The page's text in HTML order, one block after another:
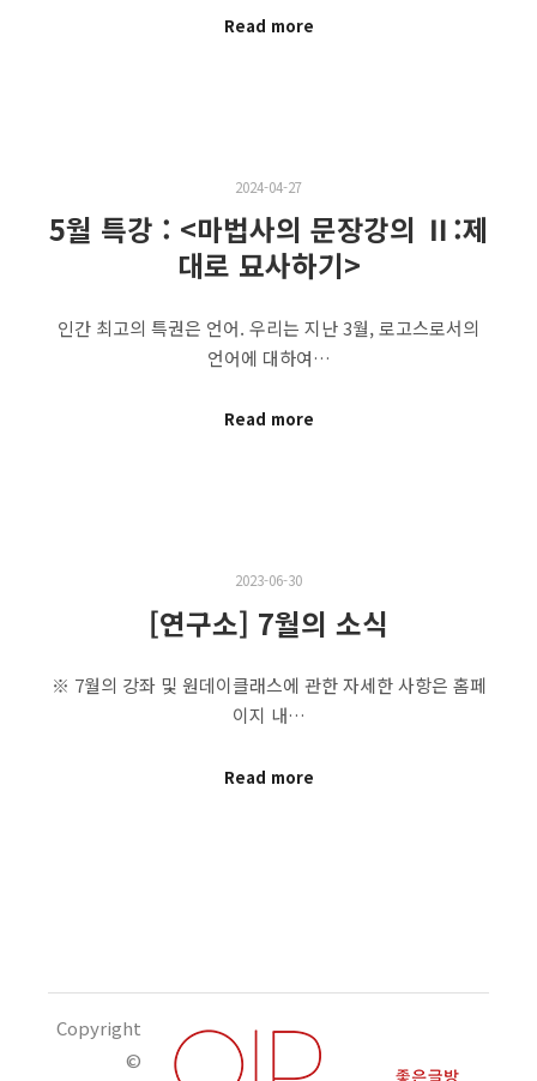
Read more
2024-04-27
5월 특강 : <마법사의 문장강의 Ⅱ:제
대로 묘사하기>
인간 최고의 특권은 언어. 우리는 지난 3월, 로고스로서의
언어에 대하여…
Read more
2023-06-30
[연구소] 7월의 소식
※ 7월의 강좌 및 원데이클래스에 관한 자세한 사항은 홈페
이지 내…
Read more
Copyright
©